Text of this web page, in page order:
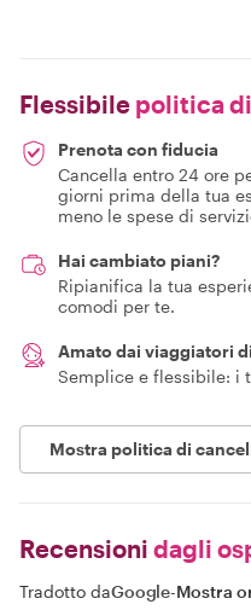
Flessibile politica
Prenota con fiducia
Cancella entro 24 ore
giorni prima della tua
meno le spese di
Hai cambiato piani?
Ripianifica la tua
comodi per te.
Amato dai viaggiatori
Semplice e flessibile: i
Mostra politica di
Recensioni dagli
Tradotto daGoogle-Mostra